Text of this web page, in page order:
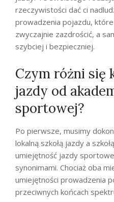
rzeczywistości dać ci
prowadzenia pojazdu,
zwyczajnie zazdrościć, a
szybciej i bezpieczniej.
Czym różni się
jazdy od
sportowej?
Po pierwsze, musimy
lokalną szkołą jazdy a
umiejętność jazdy
synonimami. Chociaż oba
umiejętności prowadzenia
przeciwnych końcach